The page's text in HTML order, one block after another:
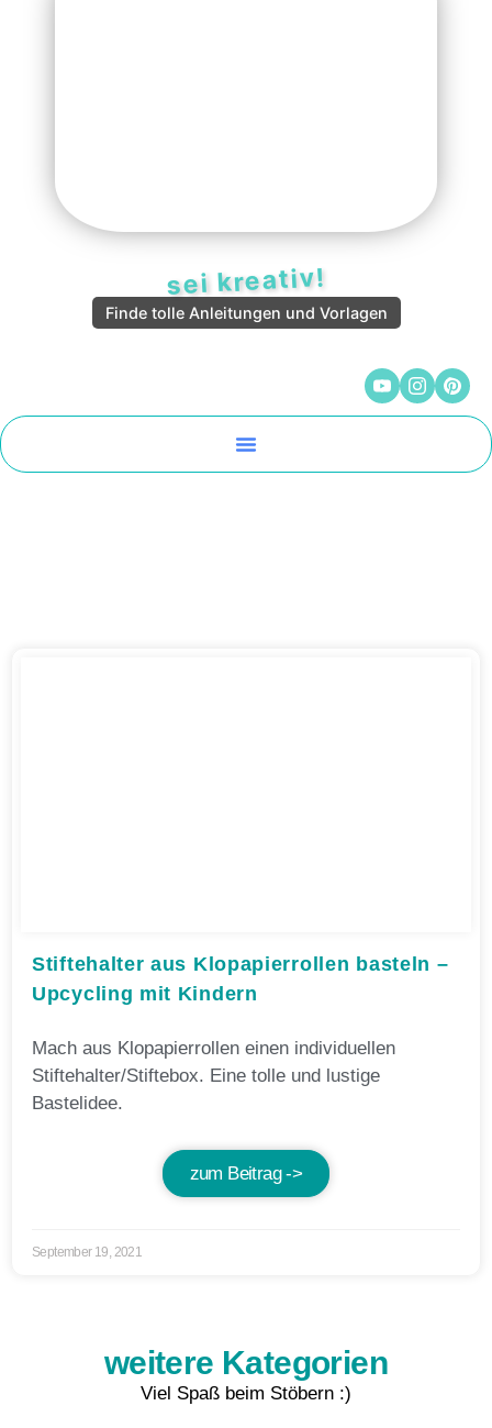
sei kreativ!
Finde tolle Anleitungen und Vorlagen
Stiftehalter aus Klopapierrollen basteln –
Upcycling mit Kindern
Mach aus Klopapierrollen einen individuellen
Stiftehalter/Stiftebox. Eine tolle und lustige
Bastelidee.
zum Beitrag ->
September 19, 2021
weitere Kategorien
Viel Spaß beim Stöbern :)